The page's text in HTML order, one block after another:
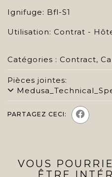
Ignifuge: Bfl-S1
Utilisation: Contrat -
Catégories : Contract,
Pièces jointes:
PARTAGEZ CECI:
VOUS
ÊTRE